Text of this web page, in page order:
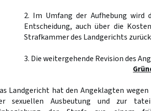
2. Im Umfang der Aufhebung wird
Entscheidung, auch über die
Strafkammer des Landgerichts
3. Die weitergehende Revision des
Landgericht hat den Angeklagten
sexuellen Ausbeutung und zur